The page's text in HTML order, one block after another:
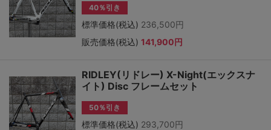
40％引き
標準価格(税込) 236,500円
販売価格(税込) 141,900円
RIDLEY(リドレー) X-Night(エックスナ
イト) Disc フレームセット
50％引き
標準価格(税込) 293,700円